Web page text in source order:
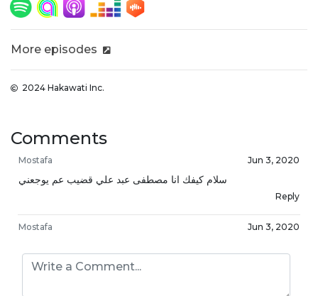
More episodes
2024 Hakawati Inc.
Comments
Mostafa Jun 3, 2020
سلام كيفك انا مصطفى عبد علي قضيب عم يوجعني
Reply
Mostafa Jun 3, 2020
حسين Jun 4, 2020